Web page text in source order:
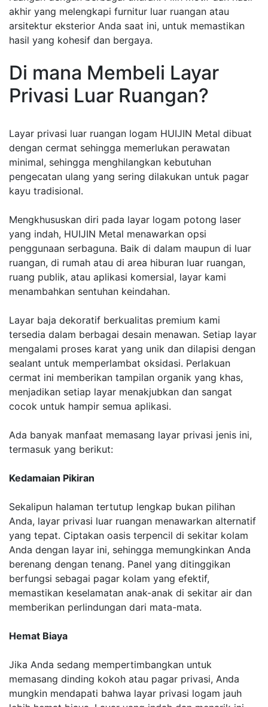
akhir yang melengkapi furnitur luar ruangan atau
arsitektur eksterior Anda saat ini, untuk memastikan
hasil yang kohesif dan bergaya.
Di mana Membeli Layar
Privasi Luar Ruangan?
Layar privasi luar ruangan logam HUIJIN Metal dibuat
dengan cermat sehingga memerlukan perawatan
minimal, sehingga menghilangkan kebutuhan
pengecatan ulang yang sering dilakukan untuk pagar
kayu tradisional.
Mengkhususkan diri pada layar logam potong laser
yang indah, HUIJIN Metal menawarkan opsi
penggunaan serbaguna. Baik di dalam maupun di luar
ruangan, di rumah atau di area hiburan luar ruangan,
ruang publik, atau aplikasi komersial, layar kami
menambahkan sentuhan keindahan.
Layar baja dekoratif berkualitas premium kami
tersedia dalam berbagai desain menawan. Setiap layar
mengalami proses karat yang unik dan dilapisi dengan
sealant untuk memperlambat oksidasi. Perlakuan
cermat ini memberikan tampilan organik yang khas,
menjadikan setiap layar menakjubkan dan sangat
cocok untuk hampir semua aplikasi.
Ada banyak manfaat memasang layar privasi jenis ini,
termasuk yang berikut:
Kedamaian Pikiran
Sekalipun halaman tertutup lengkap bukan pilihan
Anda, layar privasi luar ruangan menawarkan alternatif
yang tepat. Ciptakan oasis terpencil di sekitar kolam
Anda dengan layar ini, sehingga memungkinkan Anda
berenang dengan tenang. Panel yang ditinggikan
berfungsi sebagai pagar kolam yang efektif,
memastikan keselamatan anak-anak di sekitar air dan
memberikan perlindungan dari mata-mata.
Hemat Biaya
Jika Anda sedang mempertimbangkan untuk
memasang dinding kokoh atau pagar privasi, Anda
mungkin mendapati bahwa layar privasi logam jauh